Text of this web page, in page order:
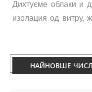
изолация од витру,
060/50-88-433.
НАЙНОВШЕ